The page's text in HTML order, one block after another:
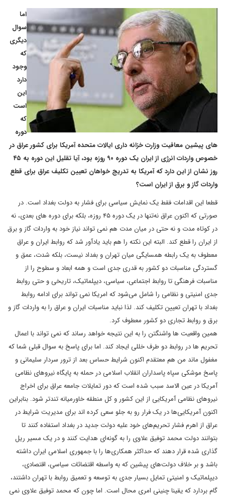
اما
سوال
دیگری
که
وجود
دارد
این
است
که
دوره
های پیشین معافیت وزارت خزانه داری ایالات متحده آمریکا برای کشور عراق در
خصوص واردات انرژی از ایران یک دوره ۹۰ روزه بود، آیا تقلیل این دوره به ۴۵
روز نشان از این دارد که آمریکا به تدریج خواهان تعیین تکلیف عراق برای قطع
واردات گاز و برق از ایران است؟
قطعا این اقدامات فقط یک نمایش سیاسی برای فشار به دولت بغداد است. در
صورتی که اکنون عراق نه‌تنها در یک دوره ۴۵ روزه، بلکه برای دوره های بعدی، نه
در کوتاه مدت و نه حتی در میان مدت هم نمی تواند نیاز خود به واردات گاز و برق
از ایران را قطع کند. البته این نکته را هم باید یادآور شد که روابط ایران و عراق
معطوف به یک رابطه همسایگی میان تهران و بغداد نیست، بلکه شدت، عمق و
گستردگی مناسبات دو کشور به قدری جدی است و همه ابعاد و سطوح را از
مناسبات فرهنگی تا روابط اجتماعی، سیاسی، دیپلماتیک، تاریخی و حتی روابط
جدی امنیتی و نظامی را شامل می‌شود که امریکا نمی تواند برای ادامه روابط
بغداد با تهران تعیین تکلیف کند. لذا نباید مناسبات ایران و عراق را به واردات گاز و
برق و روابط تجاری دو کشور معطوف کرد.
همین واقعیت ها واشنگتن را به این نتیجه خواهد رساند که نمی تواند با اعمال
تحریم ها در روابط دو طرف خللی ایجاد کند. اما برای پاسخ به سوال قبلی شما که
مغفول ماند من هم معتقدم اکنون شرایط حساس بعد از ترور سردار سلیمانی و
پاسخ موشکی سپاه پاسداران انقلاب اسلامی در حمله به پایگاه نیروهای نظامی
آمریکا در عین الاسد سبب شده است که دور تمایلات جامعه عراق برای اخراج
نیروهای نظامی آمریکایی از این کشور و کل منطقه خاورمیانه تندتر شود. بنابراین
اکنون آمریکایی‌ها در یک فرار رو به جلو سعی کرده اند برای مدیریت شرایط در
عراق از اهرم فشار تحریم‌های خود علیه دولت جدید در بغداد استفاده کنند تا
بتوانند دولت محمد توفیق علاوی را به گونه‌ای هدایت کنند و در یک مسیر ریل
گذاری شده قرار دهند که حداکثر همکاری‌ها را با جمهوری اسلامی ایران داشته
باشد و بر خلاف دولت‌های پیشین که به واسطه اقتضائات سیاسی، اقتصادی،
دیپلماتیک و امنیتی تمایل بسیار جدی به توسعه و تعمیق روابط با تهران داشتند،
گام بردارد که یقینا چنینی امری محال است. اما چون که محمد توفیق علاوی نمی